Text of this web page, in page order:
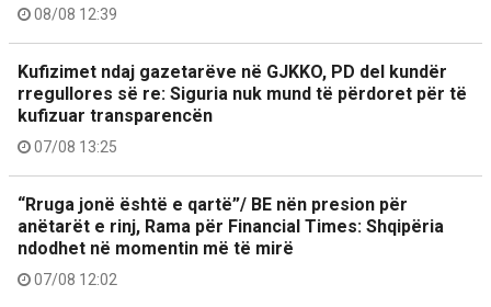
08/08 12:39
Kufizimet ndaj gazetarëve në GJKKO, PD del kundër
rregullores së re: Siguria nuk mund të përdoret për të
kufizuar transparencën
07/08 13:25
“Rruga jonë është e qartë”/ BE nën presion për
anëtarët e rinj, Rama për Financial Times: Shqipëria
ndodhet në momentin më të mirë
07/08 12:02